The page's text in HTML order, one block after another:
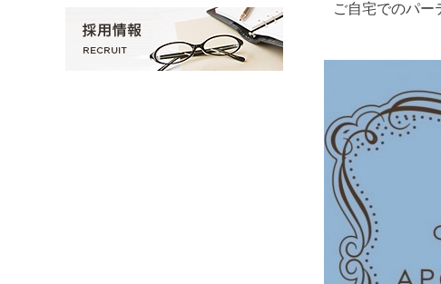
ご自宅でのパー